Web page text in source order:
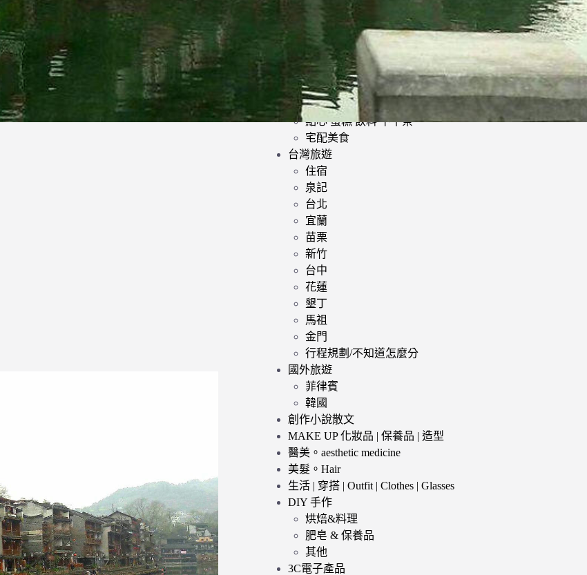
日式料理
韓式料理
歐美料理
小酌 | 餐酒館
其他異國料理
鍋類 | 火鍋 麻辣鍋 鴛鴦鍋
提供素食餐廳
點心 蛋糕 飲料 下午茶
宅配美食
台灣旅遊
住宿
泉記
台北
宜蘭
苗栗
新竹
台中
花蓮
墾丁
馬祖
金門
行程規劃/不知道怎麼分
國外旅遊
菲律賓
韓國
創作小說散文
MAKE UP 化妝品 | 保養品 | 造型
醫美。aesthetic medicine
美髮。Hair
生活 | 穿搭 | Outfit | Clothes | Glasses
DIY 手作
烘焙&料理
肥皂 & 保養品
其他
3C電子產品